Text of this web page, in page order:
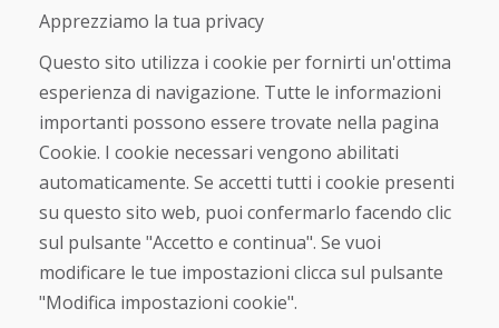
Negozio online
Termini e condizioni commerciali
Spedizione e pagamento
Reso e cambio merce
Protezione dei dati personali
Cookies
Verificato dai clienti
★★★★★
Apprezziamo la tua privacy
Questo sito utilizza i cookie per fornirti un'ottima
esperienza di navigazione. Tutte le informazioni
importanti possono essere trovate nella pagina
Cookie. I cookie necessari vengono abilitati
automaticamente. Se accetti tutti i cookie presenti
su questo sito web, puoi confermarlo facendo clic
sul pulsante "Accetto e continua". Se vuoi
modificare le tue impostazioni clicca sul pulsante
"Modifica impostazioni cookie".